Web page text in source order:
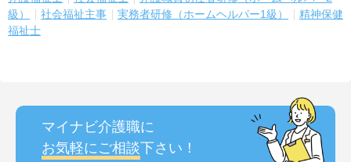
級）
社会福祉主事 実務者研修（ホームヘルパー1級）
精神保健
福祉士
マイナビ介護職に
お気軽にご相談下さい！